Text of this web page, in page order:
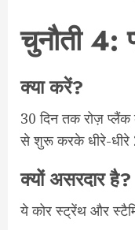
चुनौती 4:
क्या करें?
30 दिन तक रोज़
से शुरू करके धीरे-धीरे
क्यों असरदार है?
ये कोर स्ट्रेंथ और